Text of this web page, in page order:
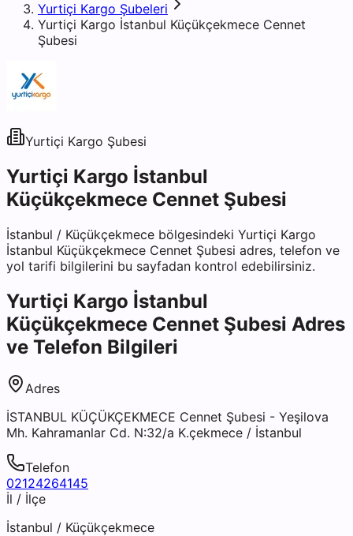
Yurtiçi Kargo Şubeleri
Yurtiçi Kargo İstanbul Küçükçekmece Cennet
Şubesi
Yurtiçi Kargo Şubesi
Yurtiçi Kargo İstanbul
Küçükçekmece Cennet Şubesi
İstanbul / Küçükçekmece bölgesindeki Yurtiçi Kargo
İstanbul Küçükçekmece Cennet Şubesi adres, telefon ve
yol tarifi bilgilerini bu sayfadan kontrol edebilirsiniz.
Yurtiçi Kargo İstanbul
Küçükçekmece Cennet Şubesi Adres
ve Telefon Bilgileri
Adres
İSTANBUL KÜÇÜKÇEKMECE Cennet Şubesi - Yeşilova
Mh. Kahramanlar Cd. N:32/a K.çekmece / İstanbul
Telefon
02124264145
İl / İlçe
İstanbul / Küçükçekmece